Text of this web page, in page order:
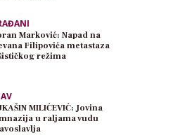
Marković: Napad na
Filipovića metastaza
režima
MILIĆEVIĆ: Jovina
u raljama vudu